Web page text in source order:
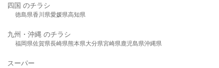
四国 のチラシ
徳島県香川県愛媛県高知県
九州・沖縄 のチラシ
福岡県佐賀県長崎県熊本県大分県宮崎県鹿児島県沖縄県
スーパー